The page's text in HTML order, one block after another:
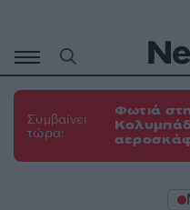
περιεχόμενο
Συμβαίνει
τώρα:
Φωτιά